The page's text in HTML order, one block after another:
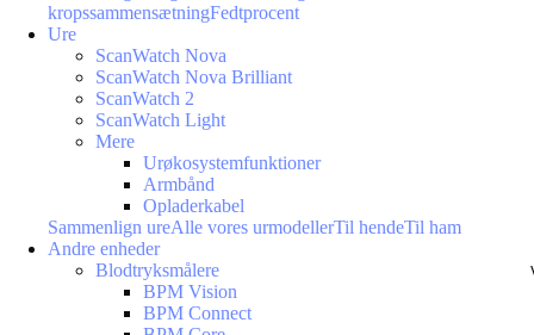
kropssammensætningFedtprocent
Ure
ScanWatch Nova
ScanWatch Nova Brilliant
ScanWatch 2
ScanWatch Light
Mere
Urøkosystemfunktioner
Armbånd
Opladerkabel
Sammenlign ureAlle vores urmodellerTil hendeTil ham
Andre enheder
Blodtryksmålere
BPM Vision
BPM Connect